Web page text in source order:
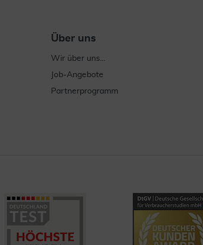
Über uns
Wir über uns...
Job-Angebote
Partnerprogramm